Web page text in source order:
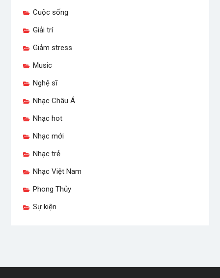
Cuộc sống
Giải trí
Giảm stress
Music
Nghệ sĩ
Nhạc Châu Á
Nhạc hot
Nhạc mới
Nhạc trẻ
Nhạc Việt Nam
Phong Thủy
Sự kiện